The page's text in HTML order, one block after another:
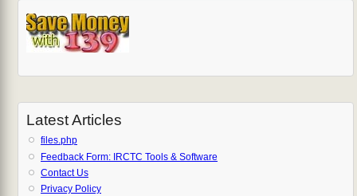
Latest Articles
files.php
Feedback Form: IRCTC Tools & Software
Contact Us
Privacy Policy